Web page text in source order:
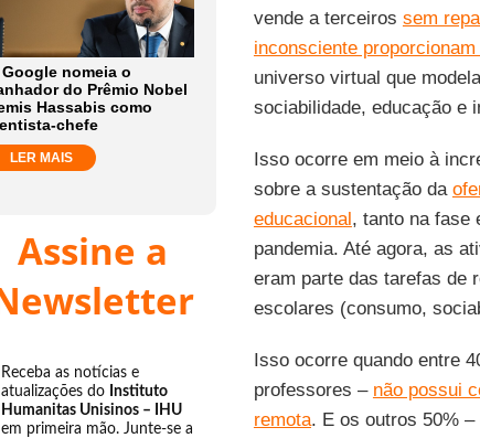
Google nomeia o
do Prêmio Nobel
Hassabis como
chefe
LER MAIS
Assine a
Receba as notícias e
atualizações do Instituto
Humanitas Unisinos – IHU
em primeira mão. Junte-se a
vende a terceiros sem
inconsciente
universo virtual que
sociabilidade, educação e
Isso ocorre em meio à
sobre a sustentação da
educacional, tanto na fase
pandemia. Até agora, as
eram parte das tarefas de
escolares (consumo,
Isso ocorre quando entre
professores – não possui
remota. E os outros 50%